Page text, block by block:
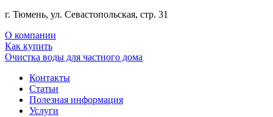
г. Тюмень, ул. Севастопольская, стр. 31
О компании
Как купить
Очистка воды для частного дома
Контакты
Статьи
Полезная информация
Услуги